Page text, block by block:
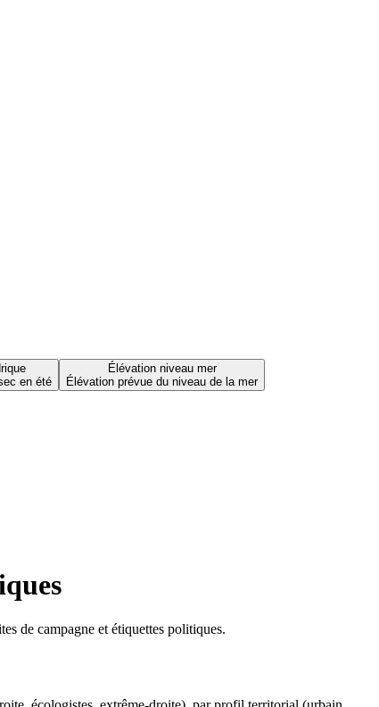
en été
Élévation niveau mer
Élévation prévue du niveau de la mer
de campagne et étiquettes politiques.